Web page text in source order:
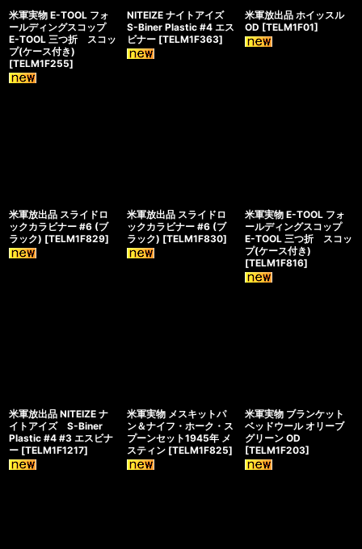
米軍実物 E-TOOL フォ
ールディングスコップ
E-TOOL 三つ折 スコッ
プ(ケース付き)
[TELM1F255]
NITEIZE ナイトアイズ
S-Biner Plastic #4 エス
ビナー [TELM1F363]
米軍放出品 ホイッスル
OD [TELM1F01]
米軍放出品 スライドロ
ックカラビナー #6 (ブ
ラック) [TELM1F829]
米軍放出品 スライドロ
ックカラビナー #6 (ブ
ラック) [TELM1F830]
米軍実物 E-TOOL フォ
ールディングスコップ
E-TOOL 三つ折 スコッ
プ(ケース付き)
[TELM1F816]
米軍放出品 NITEIZE ナ
イトアイズ S-Biner
Plastic #4 #3 エスビナ
ー [TELM1F1217]
米軍実物 メスキットパ
ン＆ナイフ・ホーク・ス
プーンセット1945年 メ
スティン [TELM1F825]
米軍実物 ブランケット
ベッドウール オリーブ
グリーン OD
[TELM1F203]